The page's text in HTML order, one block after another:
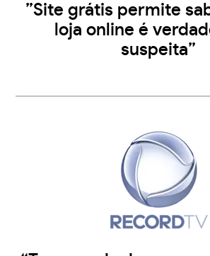
”Site grátis permite
loja online é
suspeita”